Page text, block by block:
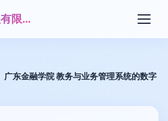
浙江广金暖通工程有限公司
广东金融学院 教务与业务管理系统的数字